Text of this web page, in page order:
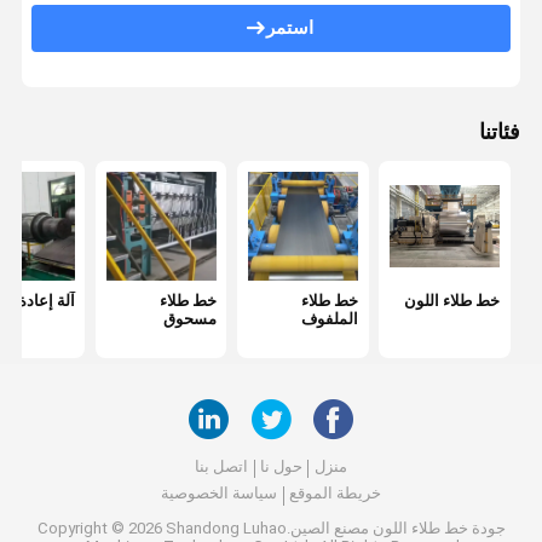
Uncoiler
آلة تقسيم متعدد الملفات
خط الحز
خط قشر الملف
استمر
فئاتنا
خط طلاء اللون
خط طلاء
الملفوف
خط طلاء
مسحوق
آلة إعادة
منزل حول نا
اتصل بنا
خريطة الموقع
سياسة الخصوصية
جودة خط طلاء اللون
مصنع الصين.Copyright © 2026 Shandong Luhao